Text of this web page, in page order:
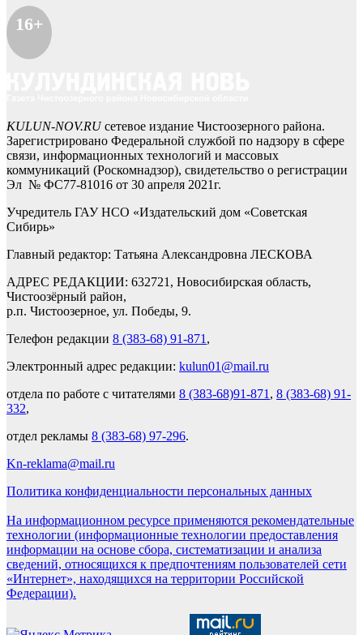
16+
KULUN-NOV.RUсетевое издание Чистоозерного района.
Зарегистрировано Федеральной службой по надзору в сфере
связи, информационных технологий и массовых
коммуникаций (Роскомнадзор), свидетельство о регистрации
Эл № ФС77-81016 от 30 апреля 2021г.
Учредитель ГАУ НСО «Издательский дом «Советская
Сибирь»
Главный редактор: Татьяна Александровна ЛЕСКОВА
АДРЕС РЕДАКЦИИ: 632721, Новосибирская область,
Чистоозёрный район,
р.п. Чистоозерное, ул. Победы, 9.
Телефон редакции 8 (383-68) 91-871 ,
Электронный адрес редакции: kulun01@mail.ru
отдела по работе с читателями 8 (383-68)91-871 , 8 (383-68) 91-
332,
отдел рекламы 8 (383-68) 97-296.
Kn-reklama@mail.ru
Политика конфиденциальности персональных данных
На информационном ресурсе применяются рекомендательные
технологии (информационные технологии предоставления
информации на основе сбора, систематизации и анализа
сведений, относящихся к предпочтениям пользователей сети
«Интернет», находящихся на территории Российской
Федерации).